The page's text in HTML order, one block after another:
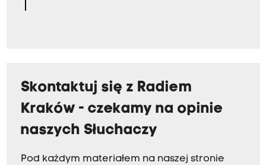
Skontaktuj się z Radiem
Kraków - czekamy na opinie
naszych Słuchaczy
Pod każdym materiałem na naszej stronie